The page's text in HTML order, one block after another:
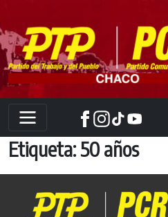
to
content
Etiqueta:50 años